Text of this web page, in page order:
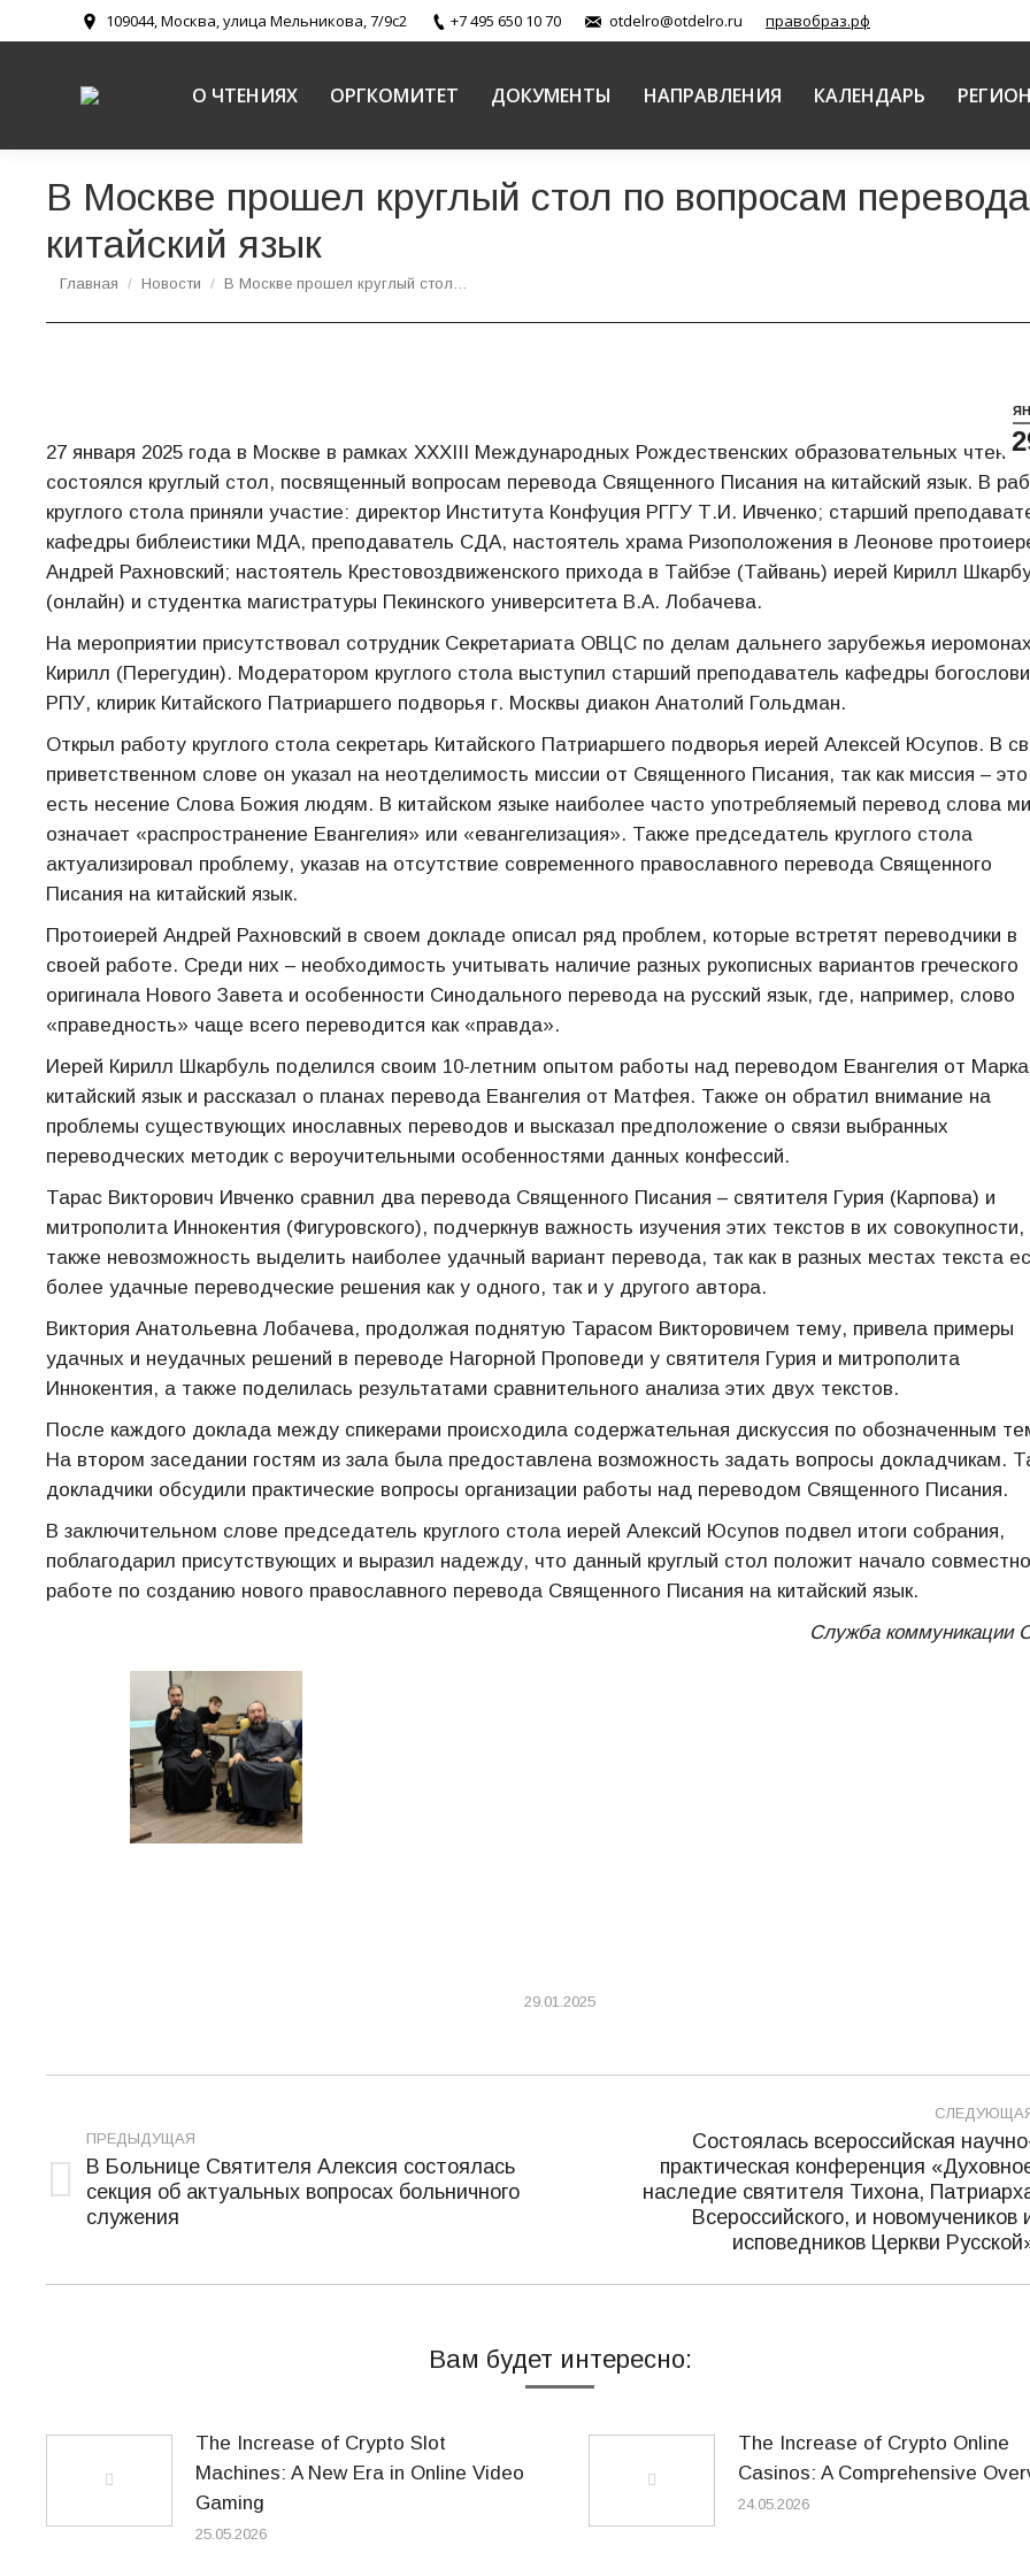
109044, Москва, улица Мельникова, 7/9с2 +7 495 650 10 70 otdelro@otdelro.ru правобраз.рф
О ЧТЕНИЯХ ОРГКОМИТЕТ ДОКУМЕНТЫ НАПРАВЛЕНИЯ КАЛЕНДАРЬ
В Москве прошел круглый стол по вопросам
китайский язык
Вы здесь:
Главная Новости В Москве прошел круглый стол…
27 января 2025 года в Москве в рамках XXXIII Международных Рождественских образовательных чтений
состоялся круглый стол, посвященный вопросам перевода Священного Писания на китайский язык. В
круглого стола приняли участие: директор Института Конфуция РГГУ Т.И. Ивченко; старший
кафедры библеистики МДА, преподаватель СДА, настоятель храма Ризоположения в Леонове
Андрей Рахновский; настоятель Крестовоздвиженского прихода в Тайбэе (Тайвань) иерей Кирилл
(онлайн) и студентка магистратуры Пекинского университета В.А. Лобачева.
На мероприятии присутствовал сотрудник Секретариата ОВЦС по делам дальнего зарубежья иеромонах
Кирилл (Перегудин). Модератором круглого стола выступил старший преподаватель кафедры
РПУ, клирик Китайского Патриаршего подворья г. Москвы диакон Анатолий Гольдман.
Открыл работу круглого стола секретарь Китайского Патриаршего подворья иерей Алексей Юсупов. В
приветственном слове он указал на неотделимость миссии от Священного Писания, так как миссия –
есть несение Слова Божия людям. В китайском языке наиболее часто употребляемый перевод слова
означает «распространение Евангелия» или «евангелизация». Также председатель круглого стола
актуализировал проблему, указав на отсутствие современного православного перевода Священного
Писания на китайский язык.
Протоиерей Андрей Рахновский в своем докладе описал ряд проблем, которые встретят переводчики в
своей работе. Среди них – необходимость учитывать наличие разных рукописных вариантов греческого
оригинала Нового Завета и особенности Синодального перевода на русский язык, где, например, слово
«праведность» чаще всего переводится как «правда».
Иерей Кирилл Шкарбуль поделился своим 10-летним опытом работы над переводом Евангелия от
китайский язык и рассказал о планах перевода Евангелия от Матфея. Также он обратил внимание на
проблемы существующих инославных переводов и высказал предположение о связи выбранных
переводческих методик с вероучительными особенностями данных конфессий.
Тарас Викторович Ивченко сравнил два перевода Священного Писания – святителя Гурия (Карпова) и
митрополита Иннокентия (Фигуровского), подчеркнув важность изучения этих текстов в их совокупности,
также невозможность выделить наиболее удачный вариант перевода, так как в разных местах текста
более удачные переводческие решения как у одного, так и у другого автора.
Виктория Анатольевна Лобачева, продолжая поднятую Тарасом Викторовичем тему, привела примеры
удачных и неудачных решений в переводе Нагорной Проповеди у святителя Гурия и митрополита
Иннокентия, а также поделилась результатами сравнительного анализа этих двух текстов.
После каждого доклада между спикерами происходила содержательная дискуссия по обозначенным
На втором заседании гостям из зала была предоставлена возможность задать вопросы докладчикам.
докладчики обсудили практические вопросы организации работы над переводом Священного Писания.
В заключительном слове председатель круглого стола иерей Алексий Юсупов подвел итоги собрания,
поблагодарил присутствующих и выразил надежду, что данный круглый стол положит начало
работе по созданию нового православного перевода Священного Писания на китайский язык.
Служба коммуникации
29.01.2025
записям
ПРЕДЫДУЩАЯ
Предыдущая
запись:
В Больнице Святителя Алексия состоялась
секция об актуальных вопросах больничного
служения
Следующая
Состоялась всероссийская
практическая конференция
наследие святителя Тихона,
Всероссийского, и новомучеников
исповедников Церкви
Вам будет интересно:
The Increase of Crypto Slot
Machines: A New Era in Online Video
Gaming
25.05.2026
The Increase of Crypto Online
Casinos: A Comprehensive
24.05.2026